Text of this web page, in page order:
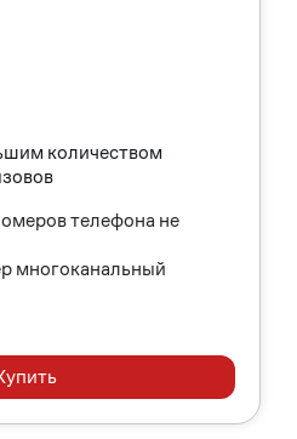
количеством
телефона не
многоканальный